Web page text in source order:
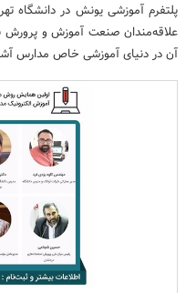
پلتفرم آموزشی یونش در دانشگاه
علاقه‌مندان صنعت آموزش و پرورش
آن در دنیای آموزشی خاص مدارس